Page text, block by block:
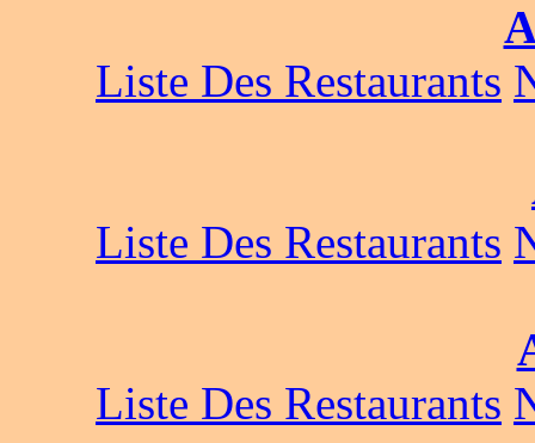
Liste Des Restaurants
Liste Des Restaurants
Liste Des Restaurants